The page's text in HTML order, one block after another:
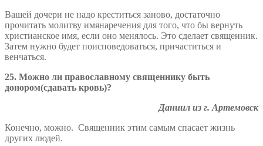
Вашей дочери не надо креститься заново, достаточно
прочитать молитву имянаречения для того, что бы вернуть
христианское имя, если оно менялось. Это сделает священник.
Затем нужно будет поисповедоваться, причаститься и
венчаться.
25. Можно ли православному священнику быть
донором(сдавать кровь)?
Даниил из г. Артемовск
Конечно, можно. Священник этим самым спасает жизнь
других людей.